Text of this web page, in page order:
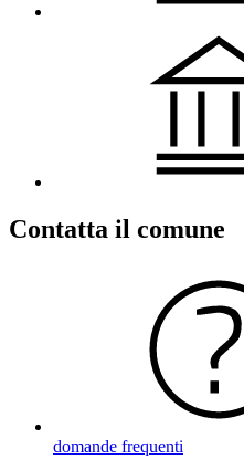
Contatta il comune
domande frequenti